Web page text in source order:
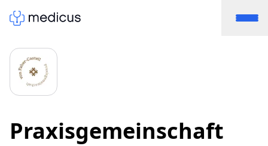
Praxisgemeinschaft